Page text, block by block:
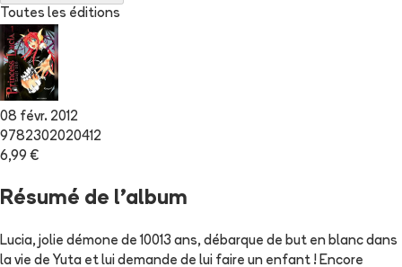
Toutes les éditions
08 févr. 2012
9782302020412
6,99 €
Résumé de l'album
Lucia, jolie démone de 10013 ans, débarque de but en blanc dans
la vie de Yuta et lui demande de lui faire un enfant ! Encore